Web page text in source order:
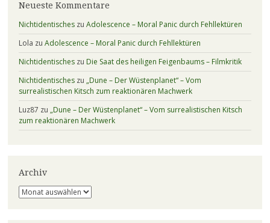
Neueste Kommentare
Nichtidentischeszu Adolescence – Moral Panic durch Fehllektüren
Lola zu Adolescence – Moral Panic durch Fehllektüren
Nichtidentischeszu Die Saat des heiligen Feigenbaums – Filmkritik
Nichtidentischeszu „Dune – Der Wüstenplanet“ – Vom
surrealistischen Kitsch zum reaktionären Machwerk
Luz87 zu „Dune – Der Wüstenplanet“ – Vom surrealistischen Kitsch
zum reaktionären Machwerk
Archiv
Archiv